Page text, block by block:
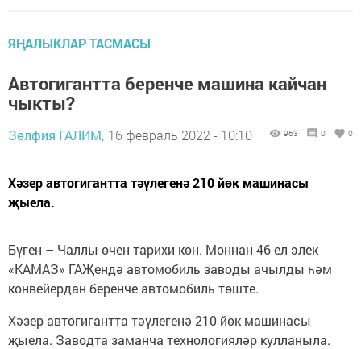
ЯҢАЛЫКЛАР ТАСМАСЫ
Автогигантта беренче машина кайчан
чыкты?
Зөлфия ГАЛИМ, 16 февраль 2022 - 10:10 963 0 0
Хәзер автогигантта тәүлегенә 210 йөк машинасы
җыела.
Бүген – Чаллы өчен тарихи көн. Моннан 46 ел элек
«КАМАЗ» ГАҖендә автомобиль заводы ачылды һәм
конвейердан беренче автомобиль төште.
Хәзер автогигантта тәүлегенә 210 йөк машинасы
җыела. Заводта заманча технологияләр кулланыла.